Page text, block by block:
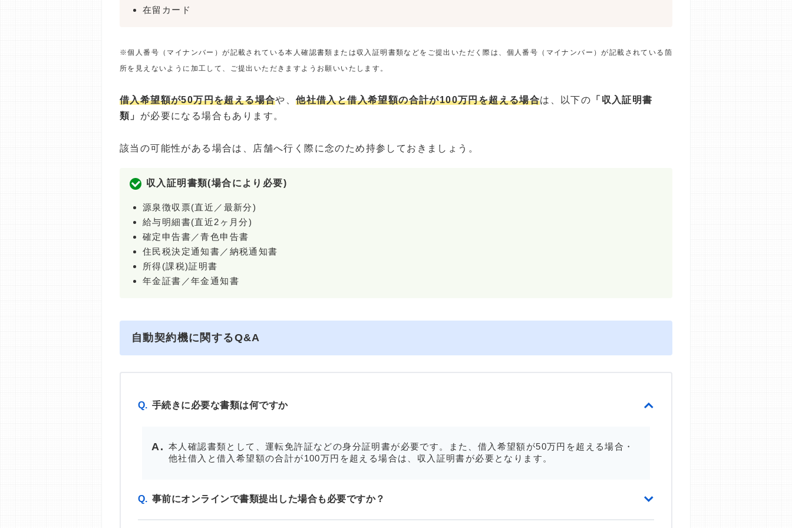
在留カード
※個人番号（マイナンバー）が記載されている本人確認書類または収入証明書類などをご提出いただく際は、個人番号（マイナンバー）が記載されている箇
所を見えないように加工して、ご提出いただきますようお願いいたします。
借入希望額が50万円を超える場合や、他社借入と借入希望額の合計が100万円を超える場合は、以下の 「収入証明書
類」 が必要になる場合もあります。
該当の可能性がある場合は、店舗へ行く際に念のため持参しておきましょう。
収入証明書類(場合により必要)
源泉徴収票(直近／最新分)
給与明細書(直近2ヶ月分)
確定申告書／青色申告書
住民税決定通知書／納税通知書
所得(課税)証明書
年金証書／年金通知書
自動契約機に関するQ&A
Q. 手続きに必要な書類は何ですか
本人確認書類として、運転免許証などの身分証明書が必要です。また、借入希望額が50万円を超える場合・
他社借入と借入希望額の合計が100万円を超える場合は、収入証明書が必要となります。
Q. 事前にオンラインで書類提出した場合も必要ですか？